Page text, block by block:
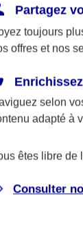
Partagez
toujours
offres et nos
selon
adapté à
êtes libre de
Consulter